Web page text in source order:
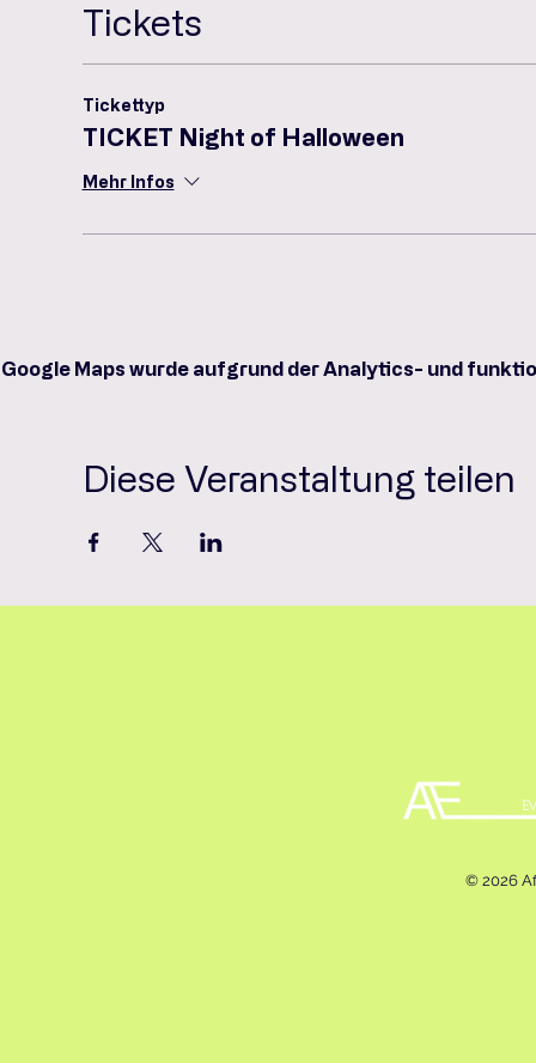
Tickets
Tickettyp
TICKET Night of Halloween
Mehr Infos
Google Maps wurde aufgrund der Analytics- und
Diese Veranstaltung teilen
© 2026